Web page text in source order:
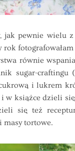
pewnie wielu z
rok
równie
sugar-craftingu
i lukrem
w książce dzieli
się też
masy tortowe.